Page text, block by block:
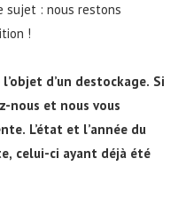
sujet : nous restons
!
d’un destockage. Si
nous et nous vous
L’état et l’année du
celui-ci ayant déjà été